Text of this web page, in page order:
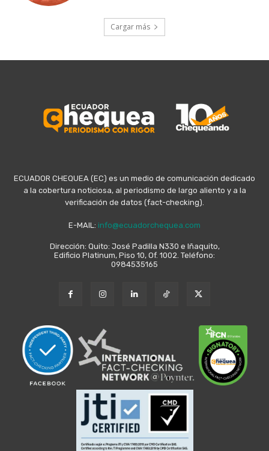
Cargar más
ECUADOR CHEQUEA (EC) es un medio de comunicación dedicado
a la cobertura noticiosa, al periodismo de largo aliento y a la
verificación de datos (fact-checking).
E-MAIL: info@ecuadorchequea.com
Dirección: Quito: José Padilla N330 e Iñaquito,
Edificio Platinum, Piso 10, Of. 1002. Teléfono:
0984535165